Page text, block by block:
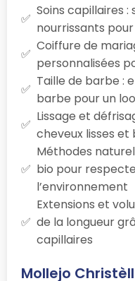
Soins capillaires
nourrissants
Coiffure de
personnalisées
Taille de barbe :
barbe pour un
Lissage et
cheveux lisses et
Méthodes
bio pour
l’environnement
Extensions et
de la longueur
capillaires
Mollejo